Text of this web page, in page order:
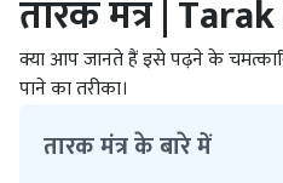
तारक मंत्र |
क्या आप जानते हैं इसे पढ़ने के
पाने का तरीका।
तारक मंत्र के बारे में